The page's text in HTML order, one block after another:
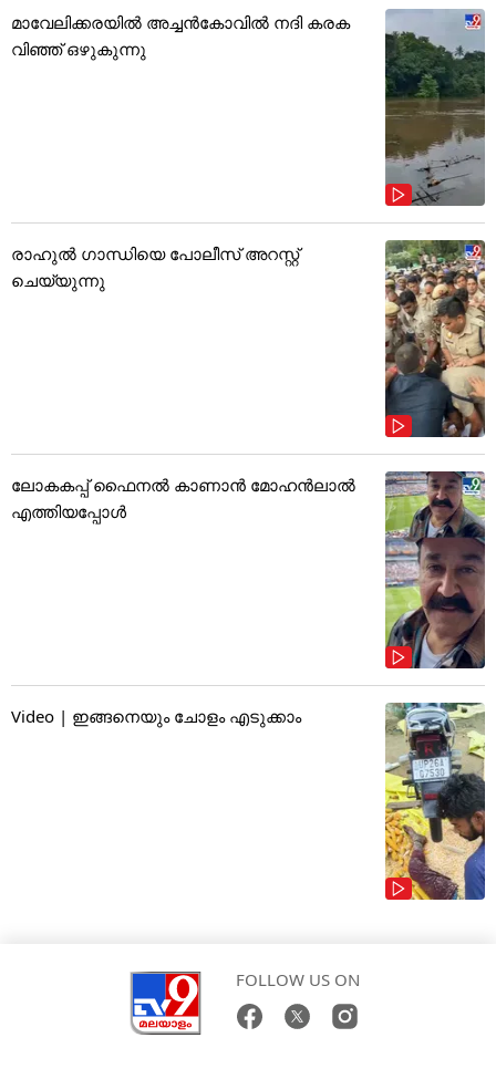
മാവേലിക്കരയിൽ അച്ചൻകോവിൽ നദി കരക
വിഞ്ഞ് ഒഴുകുന്നു
രാഹുൽ ഗാന്ധിയെ പോലീസ് അറസ്റ്റ്
ചെയ്യുന്നു
ലോകകപ്പ് ഫൈനൽ കാണാൻ മോഹൻലാൽ
എത്തിയപ്പോൾ
Video | ഇങ്ങനെയും ചോളം എടുക്കാം
FOLLOW US ON